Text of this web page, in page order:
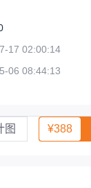
17 02:00:14
06 08:44:13
图 ¥388